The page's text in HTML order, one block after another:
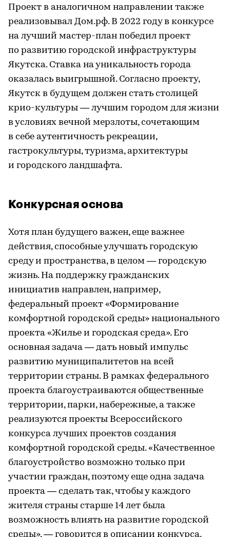
Проект в аналогичном направлении также
реализовывал Дом.рф. В 2022 году в конкурсе
на лучший мастер-план победил проект
по развитию городской инфраструктуры
Якутска. Ставка на уникальность города
оказалась выигрышной. Согласно проекту,
Якутск в будущем должен стать столицей
крио-культуры — лучшим городом для жизни
в условиях вечной мерзлоты, сочетающим
в себе аутентичность рекреации,
гастрокультуры, туризма, архитектуры
и городского ландшафта.
Конкурсная основа
Хотя план будущего важен, еще важнее
действия, способные улучшать городскую
среду и пространства, в целом — городскую
жизнь. На поддержку гражданских
инициатив направлен, например,
федеральный проект «Формирование
комфортной городской среды» национального
проекта «Жилье и городская среда». Его
основная задача — дать новый импульс
развитию муниципалитетов на всей
территории страны. В рамках федерального
проекта благоустраиваются общественные
территории, парки, набережные, а также
реализуются проекты Всероссийского
конкурса лучших проектов создания
комфортной городской среды. «Качественное
благоустройство возможно только при
участии граждан, поэтому еще одна задача
проекта — сделать так, чтобы у каждого
жителя страны старше 14 лет была
возможность влиять на развитие городской
среды», — говорится в описании конкурса.